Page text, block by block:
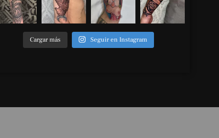
Cargar más Seguir en Instagram